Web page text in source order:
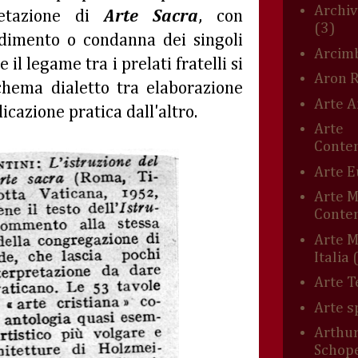
diArte Sacra, con
o condanna dei singoli
il legame tra i prelati fratelli si
dialetto tra elaborazione
pratica dall'altro.
(3)
Aron
Arte
Arte
Arte
Arte
Arte
Italia
Arte
Arte